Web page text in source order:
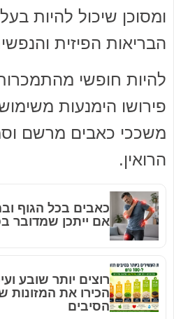
ומסוכן שיכול להיות
הבריאות הפיזית
להיות חופשי מהתמכרות
פירושו הימנעות
משככי כאבים מרשם
הרואין.
כאבים בכל הגוף
אם ייתכן שמדובר
רוצים יותר שובע
הכירו את המזונות
הסיבים